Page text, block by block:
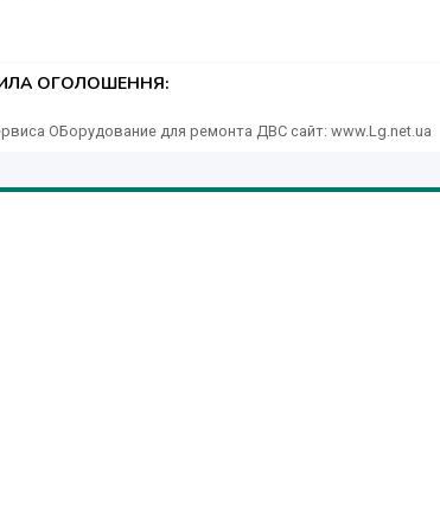
ОГОЛОШЕННЯ:
ОБорудование для ремонта ДВС сайт: www.Lg.net.ua